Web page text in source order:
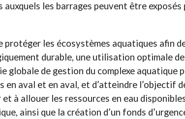
auxquels les barrages peuvent être
protéger les écosystèmes aquatiques afin
durable, une utilisation optimale
globale de gestion du complexe aquatique
en aval et en aval, et d’atteindre l’objectif
à allouer les ressources en eau
ainsi que la création d’un fonds